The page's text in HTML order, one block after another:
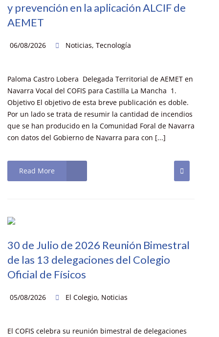
y prevención en la aplicación ALCIF de
AEMET
06/08/2026 Noticias, Tecnología
Paloma Castro Lobera Delegada Territorial de AEMET en
Navarra Vocal del COFIS para Castilla La Mancha 1.
Objetivo El objetivo de esta breve publicación es doble.
Por un lado se trata de resumir la cantidad de incendios
que se han producido en la Comunidad Foral de Navarra
con datos del Gobierno de Navarra para con [...]
Read More
30 de Julio de 2026 Reunión Bimestral
de las 13 delegaciones del Colegio
Oficial de Físicos
05/08/2026 El Colegio, Noticias
El COFIS celebra su reunión bimestral de delegaciones